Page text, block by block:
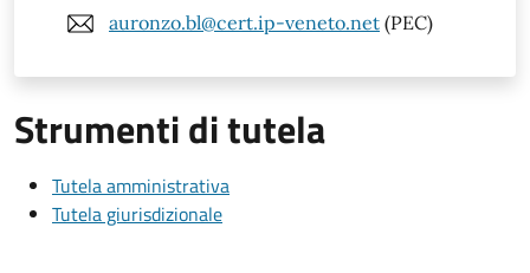
auronzo.bl@cert.ip-veneto.net (PEC)
Strumenti di tutela
Tutela amministrativa
Tutela giurisdizionale